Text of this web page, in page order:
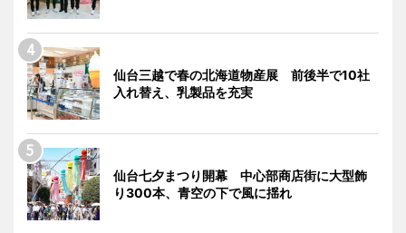
仙台三越で春の北海道物産展 前後半で10社
入れ替え、乳製品を充実
仙台七夕まつり開幕 中心部商店街に大型飾
り300本、青空の下で風に揺れ